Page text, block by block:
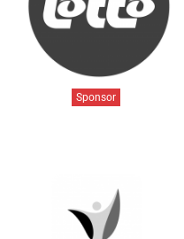
Sponsor